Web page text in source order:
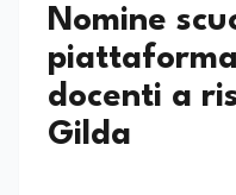
Nomine
docenti a
Gilda